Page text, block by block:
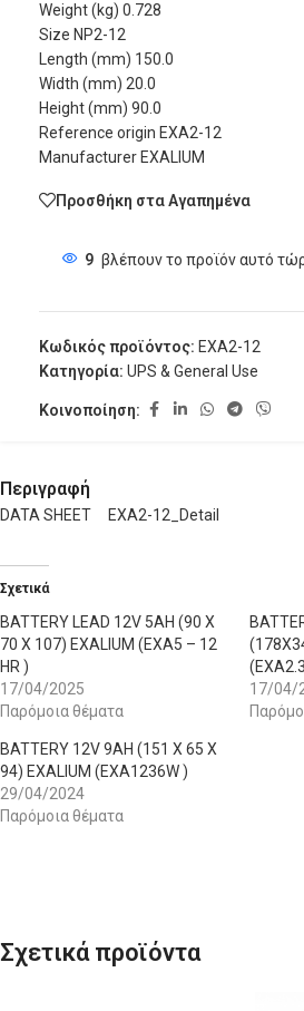
Weight (kg) 0.728
Size NP2-12
Length (mm) 150.0
Width (mm) 20.0
Height (mm) 90.0
Reference origin EXA2-12
Manufacturer EXALIUM
Προσθήκη στα Αγαπημένα
9 βλέπουν το προϊόν αυτό
Κωδικός προϊόντος: EXA2-12
Κατηγορία: UPS & General Use
Κοινοποίηση:
Περιγραφή
DATA SHEET EXA2-12_Detail
Σχετικά
BATTERY LEAD 12V 5AH (90 X
70 X 107) EXALIUM (EXA5 – 12
HR )
17/04/2025
Παρόμοια θέματα
17/04/
BATTERY 12V 9AH (151 X 65 X
94) EXALIUM (EXA1236W )
29/04/2024
Παρόμοια θέματα
Σχετικά προϊόντα